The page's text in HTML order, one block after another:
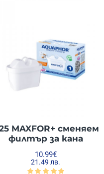
MAXFOR+ сменяем
филтър за кана
10.99€
21.49 лв.